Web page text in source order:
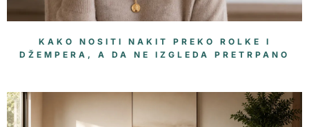
KAKO NOSITI NAKIT PREKO ROLKE I
DŽEMPERA, A DA NE IZGLEDA PRETRPANO